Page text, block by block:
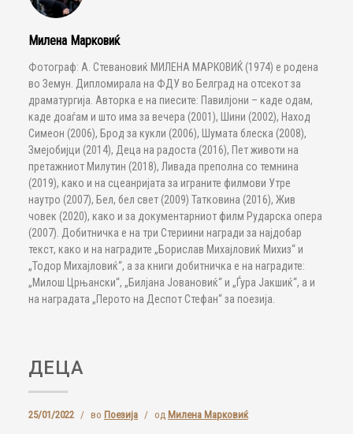
Милена Марковиќ
Фотограф: А. Стевановиќ МИЛЕНА МАРКОВИЌ (1974) е родена
во Земун. Дипломирала на ФДУ во Белград на отсекот за
драматургија. Авторка е на пиесите: Павилјони – каде одам,
каде доаѓам и што има за вечера (2001), Шини (2002), Наход
Симеон (2006), Брод за кукли (2006), Шумата блеска (2008),
Змејобијци (2014), Деца на радоста (2016), Пет животи на
претажниот Милутин (2018), Ливада преполна со темнина
(2019), како и на сцеанријата за играните филмови Утре
наутро (2007), Бел, бел свет (2009) Татковина (2016), Жив
човек (2020), како и за документарниот филм Рударска опера
(2007). Добитничка е на три Стериини награди за најдобар
текст, како и на наградите „Борислав Михајловиќ Михиз“ и
„Тодор Михајловиќ“, а за книги добитничка е на наградите:
„Милош Црњански“, „Билјана Јовановиќ“ и „Ѓура Јакшиќ“, а и
на наградата „Перото на Деспот Стефан“ за поезија.
ДЕЦА
25/01/2022 / во Поезија / од Милена Марковиќ